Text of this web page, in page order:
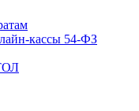
кассы 54-ФЗ